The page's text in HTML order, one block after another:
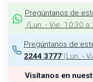
Pregúntanos de
(Lun. - Vie. 10:30
Pregúntanos de
2244 3777 (Lun. -
Visítanos en